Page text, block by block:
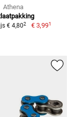
Athena
€ 4,802 € 3,991